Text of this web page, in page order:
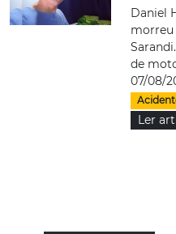
Daniel
morreu
de
07/08/
Ler